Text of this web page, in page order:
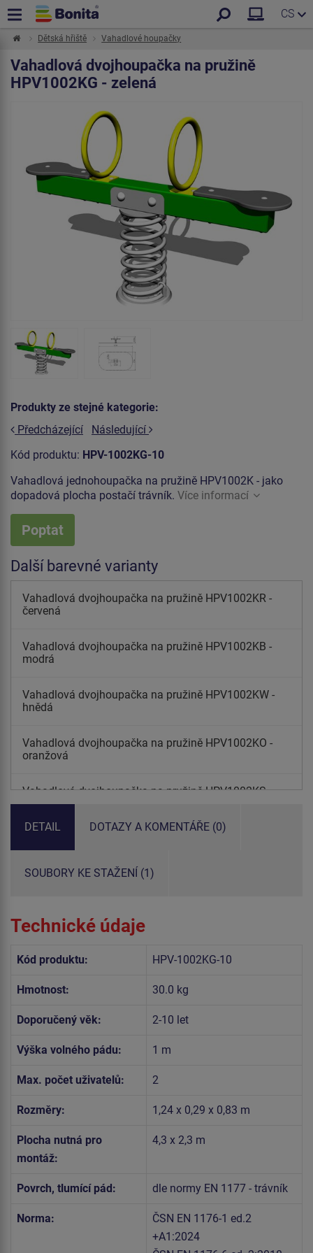
CS
Dětská hřiště Vahadlové houpačky
Vahadlová dvojhoupačka na pružině
HPV1002KG - zelená
Produkty ze stejné kategorie:
Předcházející
Následující
Kód produktu: HPV-1002KG-10
Vahadlová jednohoupačka na pružině HPV1002K - jako
dopadová plocha postačí trávník. Více informací
Poptat
Další barevné varianty
Vahadlová dvojhoupačka na pružině HPV1002KR -
červená
Vahadlová dvojhoupačka na pružině HPV1002KB -
modrá
Vahadlová dvojhoupačka na pružině HPV1002KW -
hnědá
Vahadlová dvojhoupačka na pružině HPV1002KO -
oranžová
Vahadlová dvojhoupačka na pružině HPV1002KS -
stříbrná
žlutá
DETAIL DOTAZY A KOMENTÁŘE (0)
SOUBORY KE STAŽENÍ (1)
Technické údaje
Kód produktu: HPV-1002KG-10
Hmotnost: 30.0 kg
Doporučený věk: 2-10 let
Výška volného pádu: 1 m
Max. počet uživatelů: 2
Rozměry: 1,24 x 0,29 x 0,83 m
Plocha nutná pro
montáž:
4,3 x 2,3 m
Povrch, tlumící pád: dle normy EN 1177 - trávník
Norma:
ČSN EN 1176-1 ed.2
+A1:2024